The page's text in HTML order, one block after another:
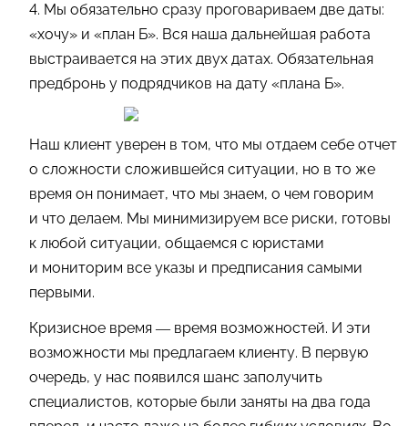
4. Мы обязательно сразу проговариваем две даты:
«хочу» и «план Б». Вся наша дальнейшая работа
выстраивается на этих двух датах. Обязательная
предбронь у подрядчиков на дату «плана Б».
Наш клиент уверен в том, что мы отдаем себе отчет
о сложности сложившейся ситуации, но в то же
время он понимает, что мы знаем, о чем говорим
и что делаем. Мы минимизируем все риски, готовы
к любой ситуации, общаемся с юристами
и мониторим все указы и предписания самыми
первыми.
Кризисное время — время возможностей. И эти
возможности мы предлагаем клиенту. В первую
очередь, у нас появился шанс заполучить
специалистов, которые были заняты на два года